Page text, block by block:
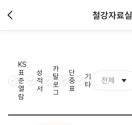
철강자료실
KS
표
준
열
람
성
적
서
카
탈
로
그
단
중
표
기
타
전체